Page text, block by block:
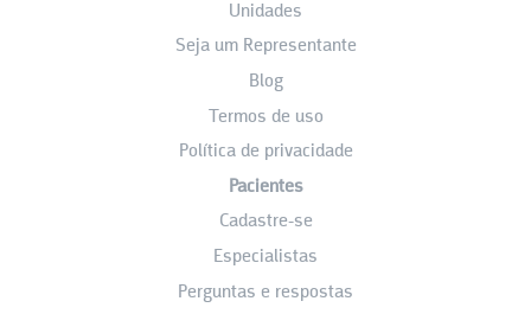
Unidades
Seja um Representante
Blog
Termos de uso
Política de privacidade
Pacientes
Cadastre-se
Especialistas
Perguntas e respostas